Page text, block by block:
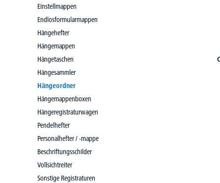
Einstellmappen
Endlosformularmappen
Hängehefter
Hängemappen
Hängetaschen
Hängesammler
Hängeordner
Hängemappenboxen
Hängeregistraturwagen
Pendelhefter
Personalhefter / -mappe
Beschriftungsschilder
Vollsichtreiter
Sonstige Registraturen